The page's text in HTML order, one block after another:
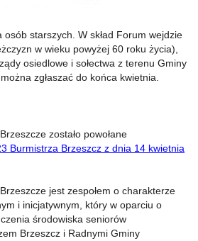
starszych. W skład Forum wejdzie
w wieku powyżej 60 roku życia),
osiedlowe i sołectwa z terenu Gminy
zgłaszać do końca kwietnia.
zostało powołane
Burmistrza Brzeszcz z dnia 14 kwietnia
jest zespołem o charakterze
i inicjatywnym, który w oparciu o
środowiska seniorów
Brzeszcz i Radnymi Gminy